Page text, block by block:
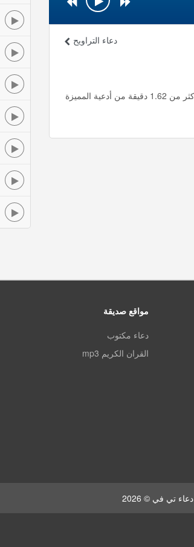
دعاء التراويح
دعاء الذهاب إلى المسجد الشيخ مشاري راشد العفاسي استماع وتحميل mp3 ، استمع لأأكثر من 1.62 دقيقة من أدعية المميزة
مواقع صديقة
دعاء مكتوب
القران الكريم mp3
دعاء تي في © 2026